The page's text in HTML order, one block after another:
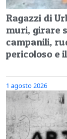
Ragazzi di
muri, girare
campanili,
pericoloso e
1 agosto 2026